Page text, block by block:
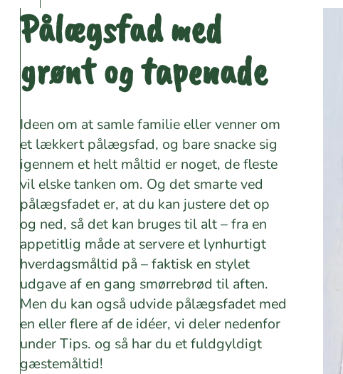
Pålægsfad med
grønt og tapenade
Ideen om at samle familie eller venner om
et lækkert pålægsfad, og bare snacke sig
igennem et helt måltid er noget, de fleste
vil elske tanken om. Og det smarte ved
pålægsfadet er, at du kan justere det op
og ned, så det kan bruges til alt – fra en
appetitlig måde at servere et lynhurtigt
hverdagsmåltid på – faktisk en stylet
udgave af en gang smørrebrød til aften.
Men du kan også udvide pålægsfadet med
en eller flere af de idéer, vi deler nedenfor
under Tips. og så har du et fuldgyldigt
gæstemåltid!